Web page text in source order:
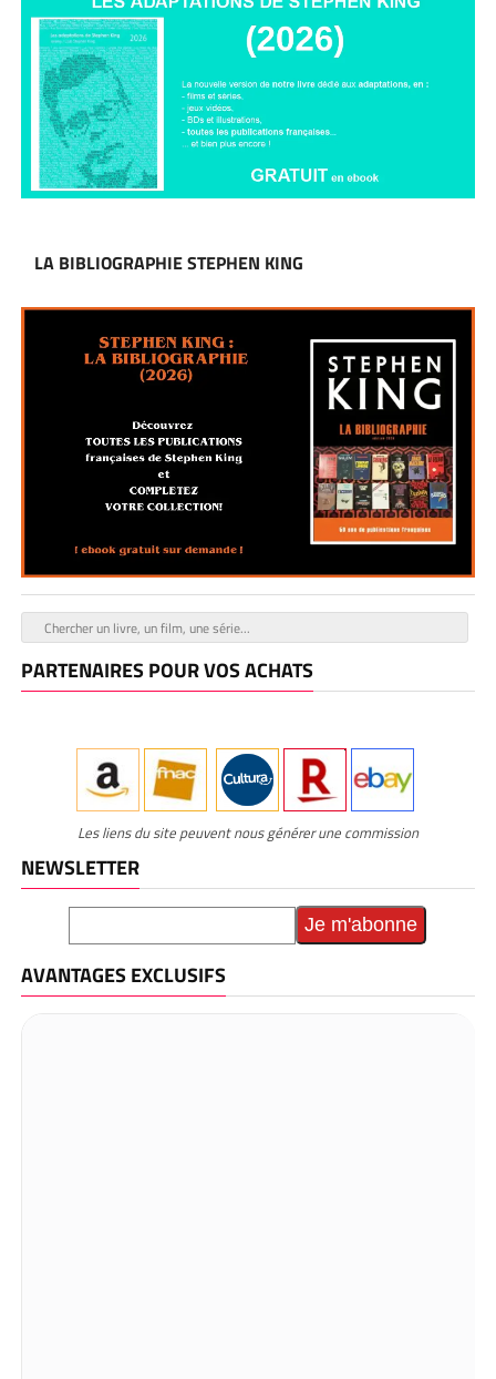
LA BIBLIOGRAPHIE STEPHEN KING
PARTENAIRES POUR VOS ACHATS
Les liens du site peuvent nous générer une commission
NEWSLETTER
AVANTAGES EXCLUSIFS